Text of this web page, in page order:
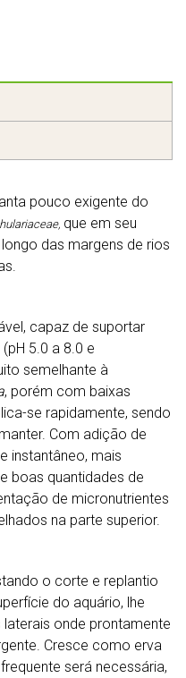
pouco exigente do
que em seu
das margens de rios
capaz de suportar
5.0 a 8.0 e
semelhante à
, porém com baixas
se rapidamente, sendo
Com adição de
instantâneo, mais
boas quantidades de
de micronutrientes
na parte superior.
o corte e replantio
do aquário, lhe
onde prontamente
Cresce como erva
será necessária,